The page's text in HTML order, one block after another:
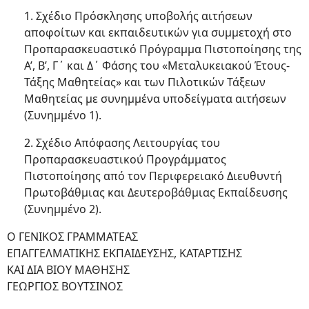
1. Σχέδιο Πρόσκλησης υποβολής αιτήσεων
αποφοίτων και εκπαιδευτικών για συμμετοχή στο
Προπαρασκευαστικό Πρόγραμμα Πιστοποίησης της
Α’, Β’, Γ΄ και Δ΄ Φάσης του «Μεταλυκειακού Έτους-
Τάξης Μαθητείας» και των Πιλοτικών Τάξεων
Μαθητείας με συνημμένα υποδείγματα αιτήσεων
(Συνημμένο 1).
2. Σχέδιο Απόφασης Λειτουργίας του
Προπαρασκευαστικού Προγράμματος
Πιστοποίησης από τον Περιφερειακό Διευθυντή
Πρωτοβάθμιας και Δευτεροβάθμιας Εκπαίδευσης
(Συνημμένο 2).
Ο ΓΕΝΙΚΟΣ ΓΡΑΜΜΑΤΕΑΣ
ΕΠΑΓΓΕΛΜΑΤΙΚΗΣ ΕΚΠΑΙΔΕΥΣΗΣ, ΚΑΤΑΡΤΙΣΗΣ
ΚΑΙ ΔΙΑ ΒΙΟΥ ΜΑΘΗΣΗΣ
ΓΕΩΡΓΙΟΣ ΒΟΥΤΣΙΝΟΣ